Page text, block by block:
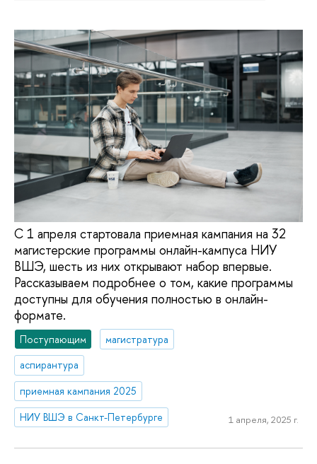
С 1 апреля стартовала приемная кампания на 32
магистерские программы онлайн-кампуса НИУ
ВШЭ, шесть из них открывают набор впервые.
Рассказываем подробнее о том, какие программы
доступны для обучения полностью в онлайн-
формате.
Поступающим
магистратура
аспирантура
приемная кампания 2025
НИУ ВШЭ в Санкт-Петербурге
1 апреля, 2025 г.